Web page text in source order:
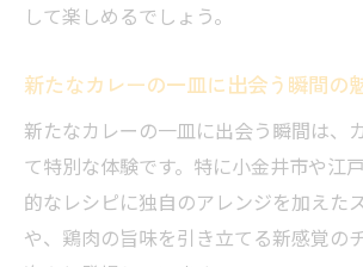
して楽しめるでしょう。
新たなカレーの一皿に出会う瞬間の
新たなカレーの一皿に出会う瞬間は、
て特別な体験です。特に小金井市や江
的なレシピに独自のアレンジを加えた
や、鶏肉の旨味を引き立てる新感覚の